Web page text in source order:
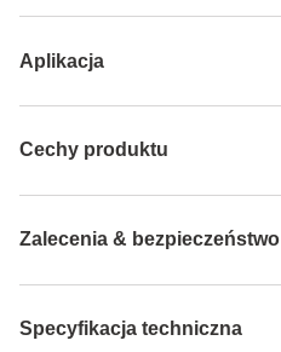
Aplikacja
Cechy produktu
Zalecenia & bezpieczeństwo
Specyfikacja techniczna